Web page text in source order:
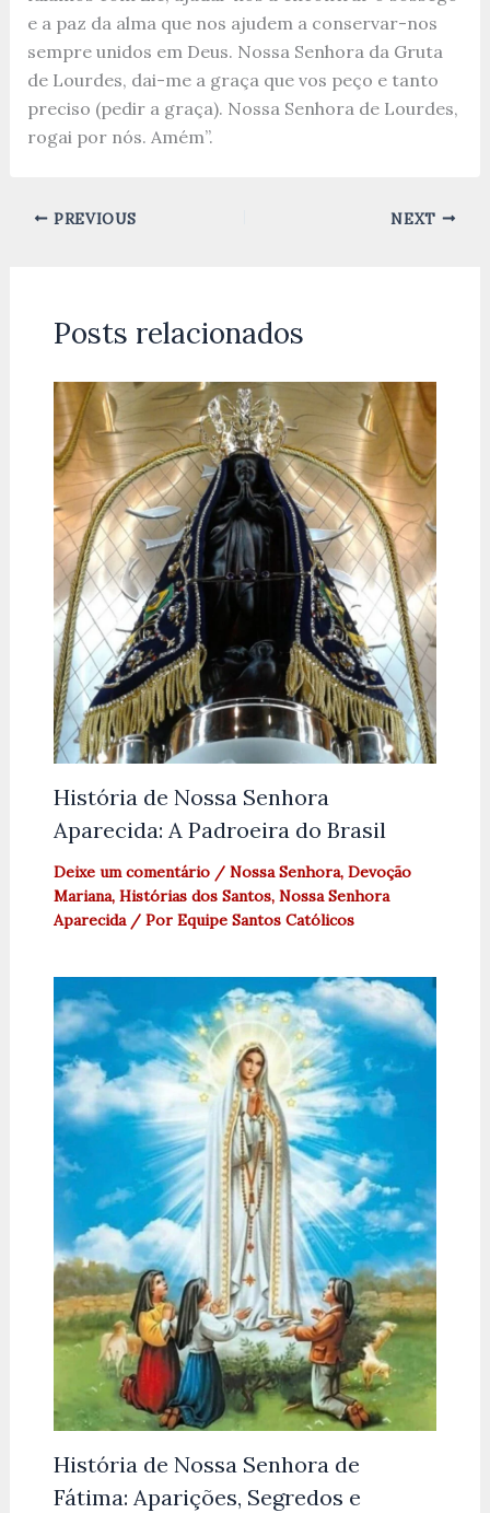
e a paz da alma que nos ajudem a conservar-nos
sempre unidos em Deus. Nossa Senhora da Gruta
de Lourdes, dai-me a graça que vos peço e tanto
preciso (pedir a graça). Nossa Senhora de Lourdes,
rogai por nós. Amém”.
PREVIOUS NEXT
Posts relacionados
História de Nossa Senhora
Aparecida: A Padroeira do Brasil
Deixe um comentário / Nossa Senhora, Devoção
Mariana, Histórias dos Santos, Nossa Senhora
Aparecida/ Por Equipe Santos Católicos
História de Nossa Senhora de
Fátima: Aparições, Segredos e